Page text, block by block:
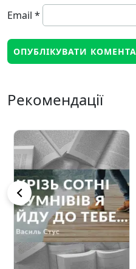
Email *
Рекомендації